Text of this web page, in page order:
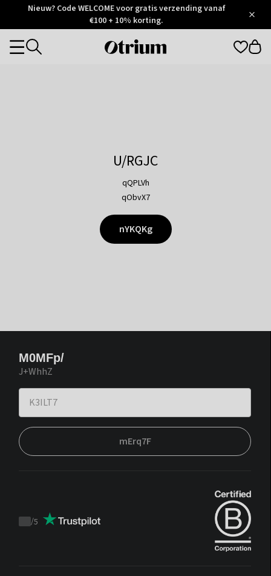
Otrium
Trustpilot
Nieuw? Code WELCOME voor gratis verzending vanaf
€100 + 10% korting.
Otrium
Categories
U/RGJC
qQPLVh
qObvX7
nYKQKg
M0MFp/
J+WhhZ
mErq7F
Trustpilot
/5